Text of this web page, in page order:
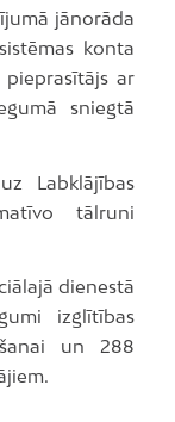
jānorāda
konta
pieprasītājs ar
sniegtā
Labklājības
tālruni
dienestā
izglītības
un 288